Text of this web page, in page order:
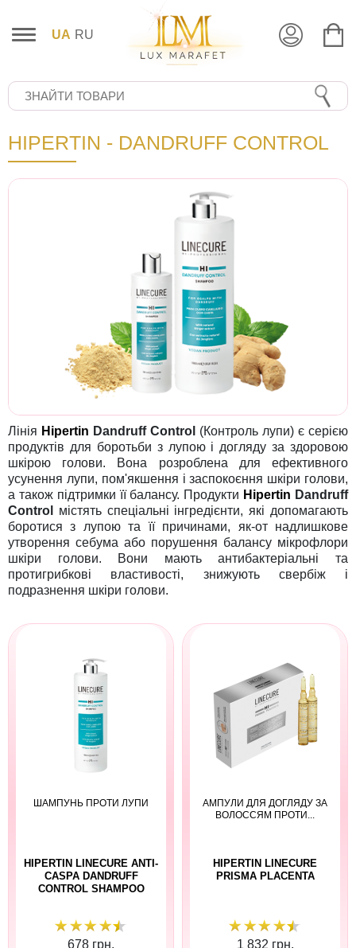
UA RU
HIPERTIN - DANDRUFF CONTROL
Лінія Hipertin Dandruff Control (Контроль лупи) є серією
продуктів для боротьби з лупою і догляду за здоровою
шкірою голови. Вона розроблена для ефективного
усунення лупи, пом'якшення і заспокоєння шкіри голови,
а також підтримки її балансу. Продукти Hipertin Dandruff
Control
містять спеціальні інгредієнти, які допомагають
боротися з лупою та її причинами, як-от надлишкове
утворення себума або порушення балансу мікрофлори
шкіри голови. Вони мають антибактеріальні та
протигрибкові властивості, знижують свербіж і
подразнення шкіри голови.
ШАМПУНЬ ПРОТИ ЛУПИ
HIPERTIN LINECURE ANTI-
CASPA DANDRUFF
CONTROL SHAMPOO
678 грн.
АМПУЛИ ДЛЯ ДОГЛЯДУ ЗА
ВОЛОССЯМ ПРОТИ...
HIPERTIN LINECURE
PRISMA PLACENTA
1 832 грн.